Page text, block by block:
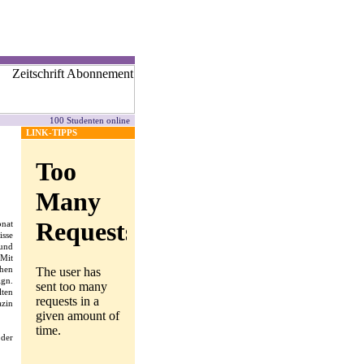
100 Studenten online
LINK-TIPPS